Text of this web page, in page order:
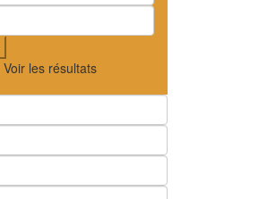
Voir les résultats